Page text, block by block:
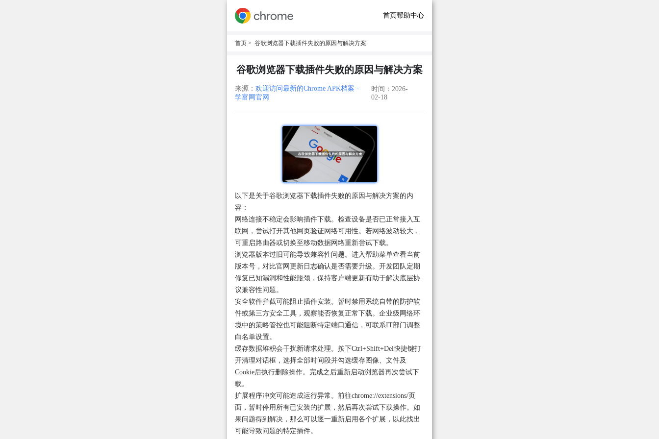
首页帮助中心
首页 > 谷歌浏览器下载插件失败的原因与解决方案
谷歌浏览器下载插件失败的原因与解决方案
来源： 欢迎访问最新的Chrome APK档案 -
学富网官网
时间：2026-
02-18
以下是关于谷歌浏览器下载插件失败的原因与解决方案的内
容：
网络连接不稳定会影响插件下载。检查设备是否已正常接入互
联网，尝试打开其他网页验证网络可用性。若网络波动较大，
可重启路由器或切换至移动数据网络重新尝试下载。
浏览器版本过旧可能导致兼容性问题。进入帮助菜单查看当前
版本号，对比官网更新日志确认是否需要升级。开发团队定期
修复已知漏洞和性能瓶颈，保持客户端更新有助于解决底层协
议兼容性问题。
安全软件拦截可能阻止插件安装。暂时禁用系统自带的防护软
件或第三方安全工具，观察能否恢复正常下载。企业级网络环
境中的策略管控也可能阻断特定端口通信，可联系IT部门调整
白名单设置。
缓存数据堆积会干扰新请求处理。按下Ctrl+Shift+Del快捷键打
开清理对话框，选择全部时间段并勾选缓存图像、文件及
Cookie后执行删除操作。完成之后重新启动浏览器再次尝试下
载。
扩展程序冲突可能造成运行异常。前往chrome://extensions/页
面，暂时停用所有已安装的扩展，然后再次尝试下载操作。如
果问题得到解决，那么可以逐一重新启用各个扩展，以此找出
可能导致问题的特定插件。